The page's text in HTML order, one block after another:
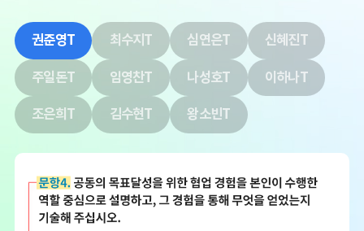
권준영T 최수지T 심연은T 신혜진T
주일돈T 임영찬T 나성호T 이하나T
조은희T 김수현T 왕소빈T